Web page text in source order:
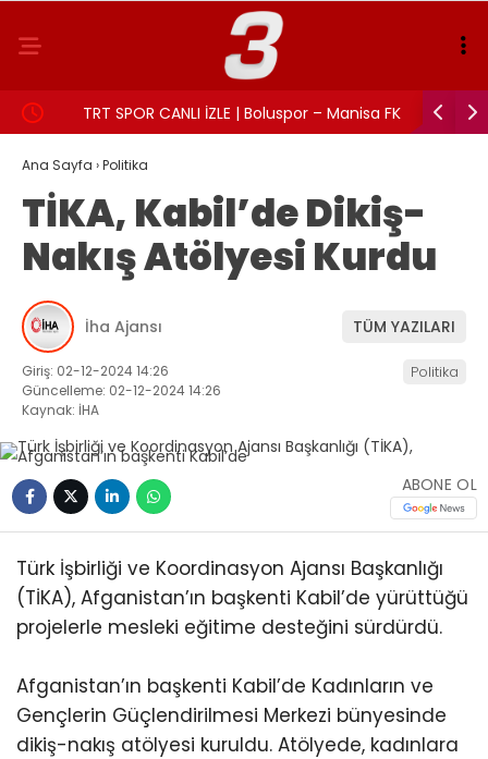
TRT SPOR CANLI İZLE | Boluspor – Manisa FK
maçı canlı yayın frekans ve izleme linki
Aslı
Ana Sayfa ›Politika
TİKA, Kabil’de Dikiş-
Nakış Atölyesi Kurdu
İha Ajansı TÜM YAZILARI
Giriş: 02-12-2024 14:26
Güncelleme: 02-12-2024 14:26
Kaynak: İHA
Politika
ABONE OL
Türk İşbirliği ve Koordinasyon Ajansı Başkanlığı
(TİKA), Afganistan’ın başkenti Kabil’de yürüttüğü
projelerle mesleki eğitime desteğini sürdürdü.
Afganistan’ın başkenti Kabil’de Kadınların ve
Gençlerin Güçlendirilmesi Merkezi bünyesinde
dikiş-nakış atölyesi kuruldu. Atölyede, kadınlara